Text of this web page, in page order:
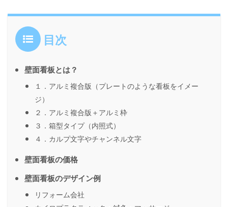
目次
壁面看板とは？
１．アルミ複合版（プレートのような看板をイメー
ジ）
２．アルミ複合版＋アルミ枠
３．箱型タイプ（内照式）
４．カルプ文字やチャンネル文字
壁面看板の価格
壁面看板のデザイン例
リフォーム会社